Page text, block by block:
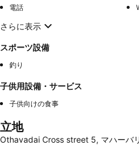
電話
さらに表示
スポーツ設備
釣り
子供用設備・サービス
子供向けの食事
立地
Othavadai Cross street 5, マハーバ